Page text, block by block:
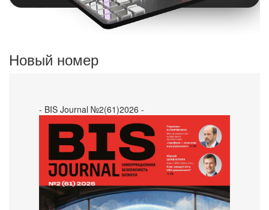
Новый номер
- BIS Journal №2(61)2026 -